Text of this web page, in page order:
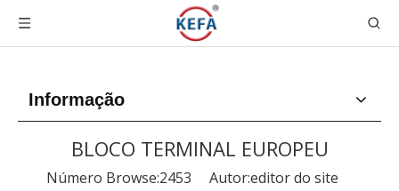
Informação
BLOCO TERMINAL EUROPEU
Número Browse:2453 Autor:editor do site